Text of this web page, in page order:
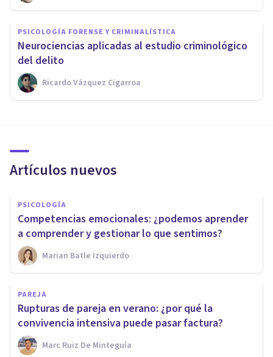
PSICOLOGÍA FORENSE Y CRIMINALÍSTICA
​Neurociencias aplicadas al estudio criminológico
del delito
Ricardo Vázquez Cigarroa
Artículos nuevos
PSICOLOGÍA
Competencias emocionales: ¿podemos aprender
a comprender y gestionar lo que sentimos?
Marian Batle Izquierdo
PAREJA
Rupturas de pareja en verano: ¿por qué la
convivencia intensiva puede pasar factura?
Marc Ruiz De Minteguía